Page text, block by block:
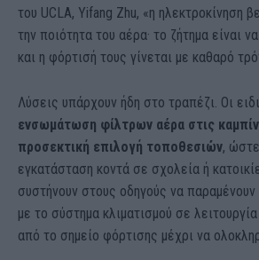
του UCLA, Yifang Zhu, «η ηλεκτροκίνηση
την ποιότητα του αέρα· το ζήτημα είναι
και η φόρτισή τους γίνεται με καθαρό
Λύσεις υπάρχουν ήδη στο τραπέζι. Οι
ενσωμάτωση φίλτρων αέρα στις
προσεκτική επιλογή τοποθεσιών,
εγκατάσταση κοντά σε σχολεία ή
συστήνουν στους οδηγούς να
με το σύστημα κλιματισμού σε
από το σημείο φόρτισης μέχρι να